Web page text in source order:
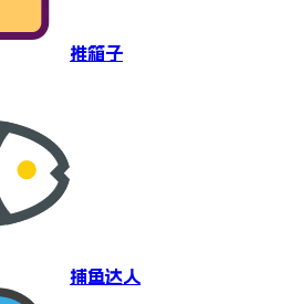
推箱子
捕鱼达人